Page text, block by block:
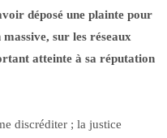
déposé une plainte pour
sur les réseaux
atteinte à sa réputation
discréditer ; la justice